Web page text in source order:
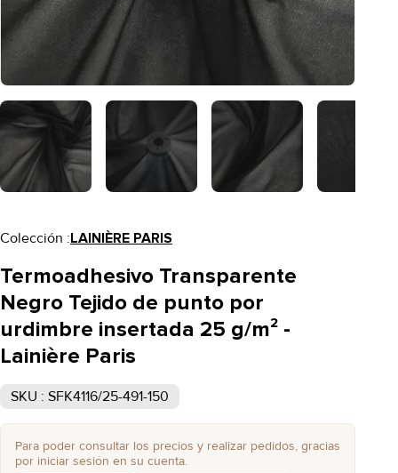
Colección :LAINIÈRE PARIS
Termoadhesivo Transparente
Negro Tejido de punto por
urdimbre insertada 25 g/m² -
Lainière Paris
SKU : SFK4116/25-491-150
Para poder consultar los precios y realizar pedidos, gracias
por iniciar sesión en su cuenta.